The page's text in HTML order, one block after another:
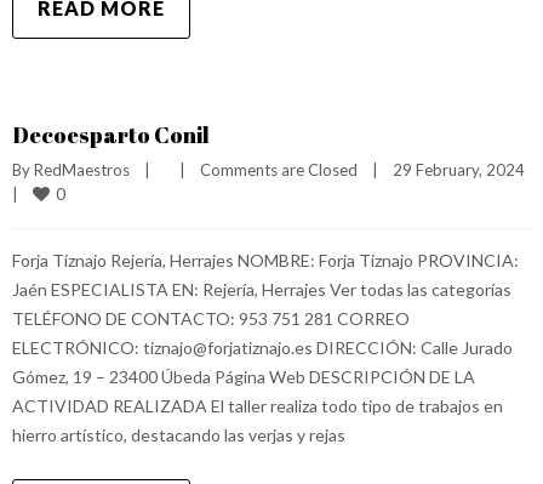
READ MORE
Decoesparto Conil
By RedMaestros Comments are Closed
0
Forja Tiznajo Rejería, Herrajes NOMBRE: Forja Tiznajo PROVINCIA:
Jaén ESPECIALISTA EN: Rejería, Herrajes Ver todas las categorías
TELÉFONO DE CONTACTO: 953 751 281 CORREO
ELECTRÓNICO: tiznajo@forjatiznajo.es DIRECCIÓN: Calle Jurado
Gómez, 19 – 23400 Úbeda Página Web DESCRIPCIÓN DE LA
ACTIVIDAD REALIZADA El taller realiza todo tipo de trabajos en
hierro artístico, destacando las verjas y rejas